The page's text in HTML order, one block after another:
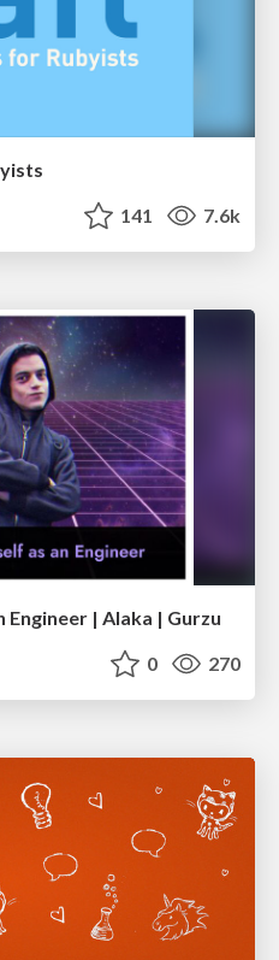
141 7.6k
| Alaka | Gurzu
0 270